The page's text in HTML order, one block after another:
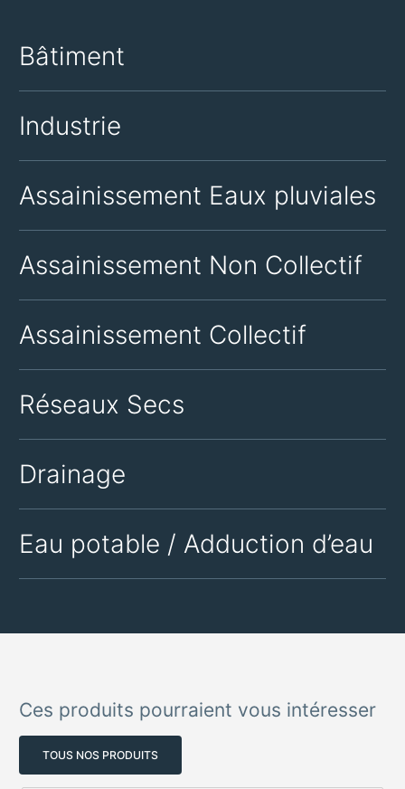
Bâtiment
Industrie
Assainissement Eaux pluviales
Assainissement Non Collectif
Assainissement Collectif
Réseaux Secs
Drainage
Eau potable / Adduction d’eau
Ces produits pourraient vous intéresser
TOUS NOS PRODUITS